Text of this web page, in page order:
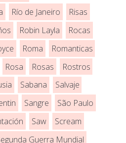
Río de Janeiro
Risas
Robin Layla
Rocas
Roma
Romanticas
Rosa Rosas
Rostros
Sabana
Salvaje
Sangre
São Paulo
Saw
Scream
Guerra Mundial